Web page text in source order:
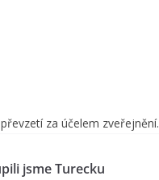
za účelem zveřejnění.
jsme Turecku